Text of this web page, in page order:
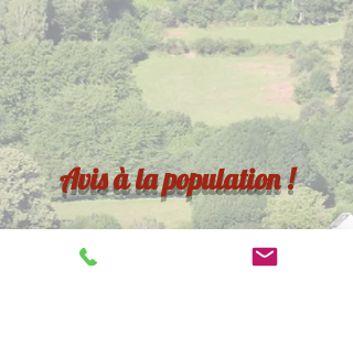
Avis à la population !